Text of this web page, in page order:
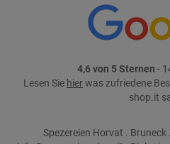
4,6 von 5 Sternen -
Lesen Sie hierwas zufriedene
shop.it
Spezereien Horvat .